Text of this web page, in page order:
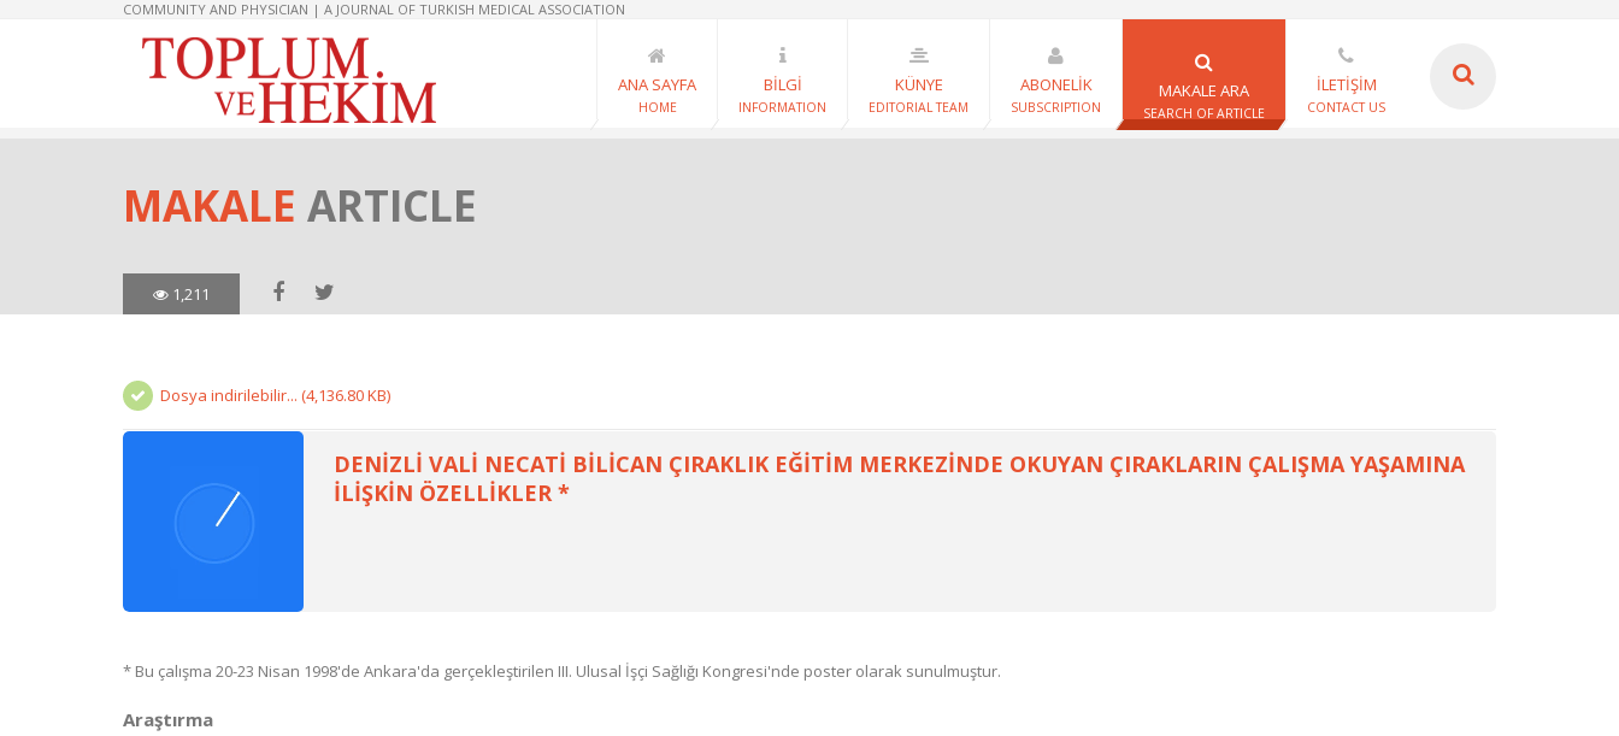
COMMUNITY AND PHYSICIAN | A JOURNAL OF TURKISH MEDICAL ASSOCIATION
ANA SAYFA
HOME
BİLGİ
INFORMATION
KÜNYE
EDITORIAL TEAM
ABONELİK
SUBSCRIPTION
MAKALE ARA
SEARCH OF ARTICLE
İLETİŞİM
CONTACT US
MAKALE ARTICLE
1,211
Dosya indirilebilir... (4,136.80 KB)
DENİZLİ VALİ NECATİ BİLİCAN ÇIRAKLIK EĞİTİM MERKEZİNDE OKUYAN ÇIRAKLARIN ÇALIŞMA YAŞAMINA
İLİŞKİN ÖZELLİKLER *
* Bu çalışma 20-23 Nisan 1998'de Ankara'da gerçekleştirilen III. Ulusal İşçi Sağlığı Kongresi'nde poster olarak sunulmuştur.
Araştırma